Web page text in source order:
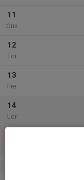
11
Ons
12
Tor
13
Fre
14
Lör